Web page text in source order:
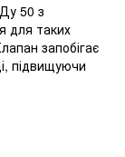
50 з
для таких
запобігає
підвищуючи